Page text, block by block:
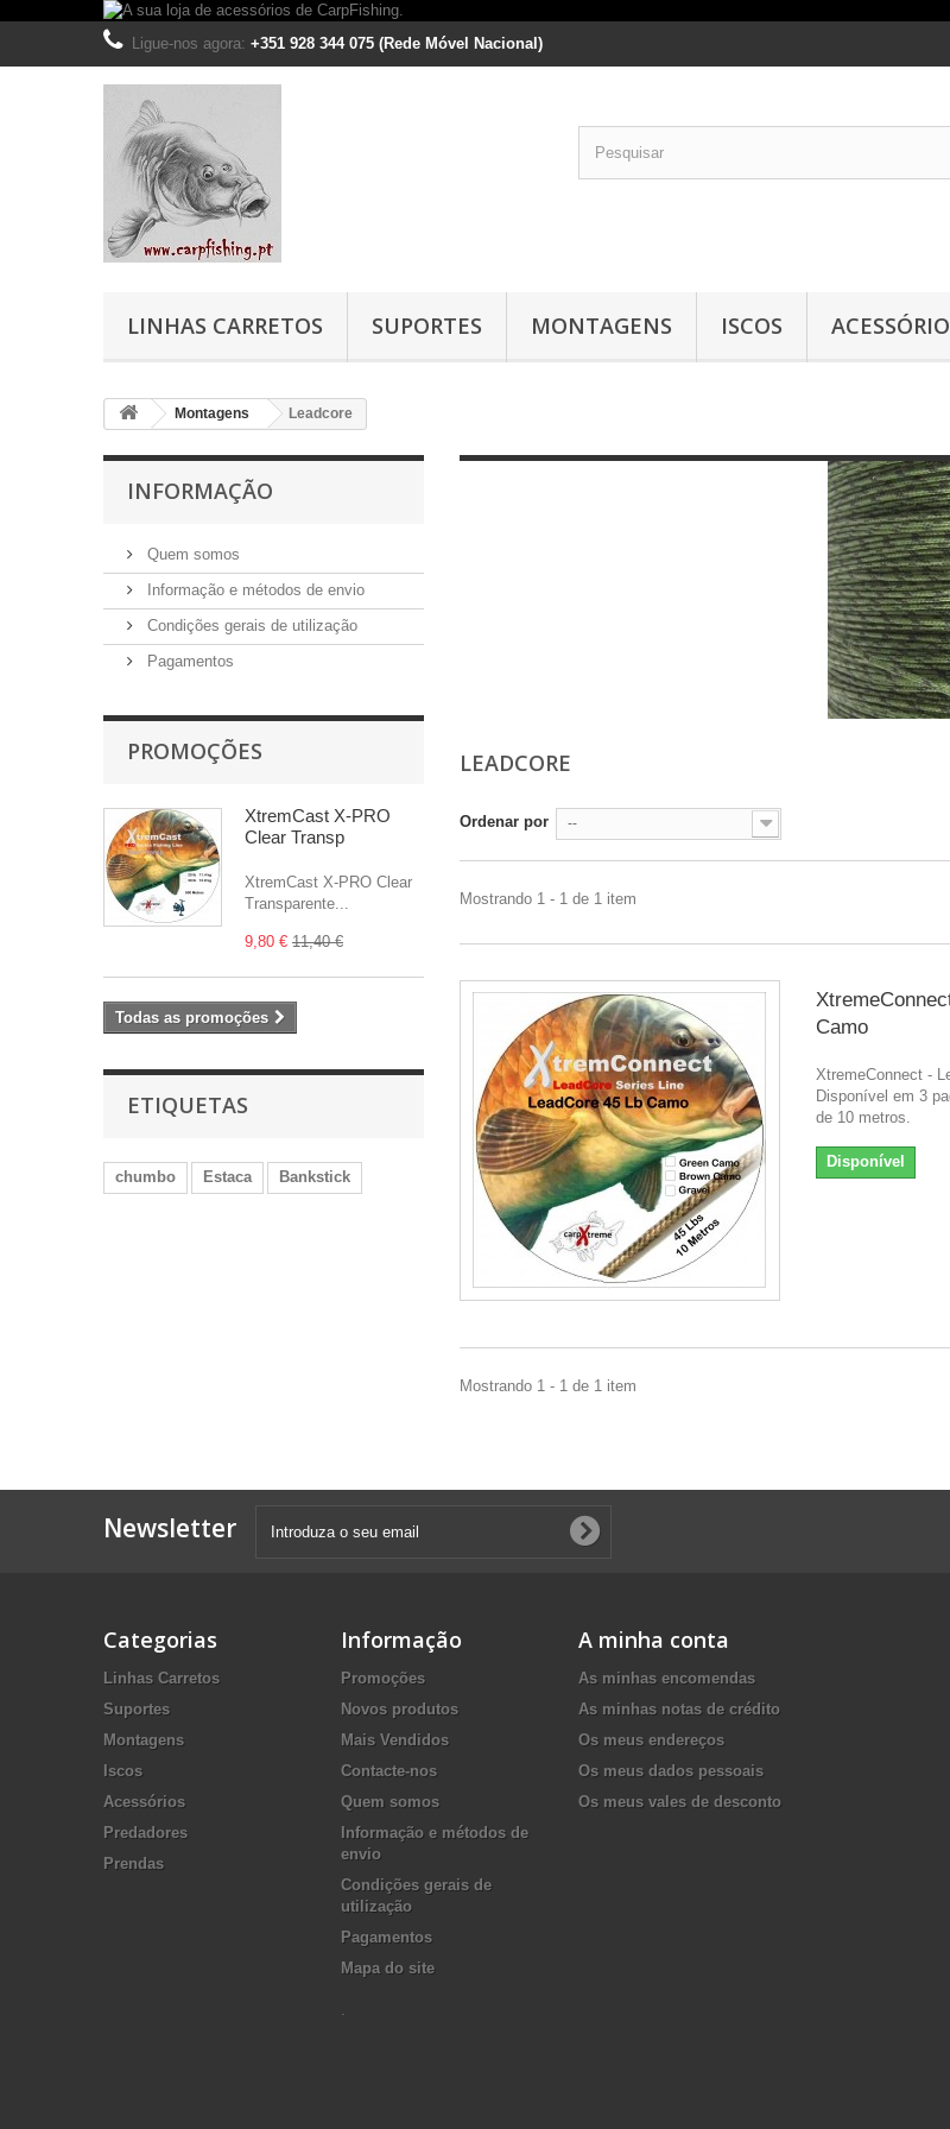
Ligue-nos agora: +351 928 344 075 (Rede Móvel Nacional)
LINHAS CARRETOS SUPORTES MONTAGENS ISCOS
Montagens Leadcore
INFORMAÇÃO
Quem somos
Informação e métodos de envio
Condições gerais de utilização
Pagamentos
PROMOÇÕES
XtremCast X-PRO
Clear Transp
XtremCast X-PRO Clear
Transparente...
9,80 € 11,40 €
Todas as promoções
ETIQUETAS
chumbo Estaca Bankstick
LEADCORE
Ordenar por --
Mostrando 1 - 1 de 1 item
Camo
XtremeConnect -
Disponível em 3
de 10 metros.
Disponível
Mostrando 1 - 1 de 1 item
Newsletter
Categorias
Linhas Carretos
Suportes
Montagens
Iscos
Acessórios
Predadores
Prendas
Informação
Promoções
Novos produtos
Mais Vendidos
Contacte-nos
Quem somos
Informação e métodos de
envio
Condições gerais de
utilização
Pagamentos
Mapa do site
A minha conta
As minhas encomendas
As minhas notas de crédito
Os meus endereços
Os meus dados pessoais
Os meus vales de desconto